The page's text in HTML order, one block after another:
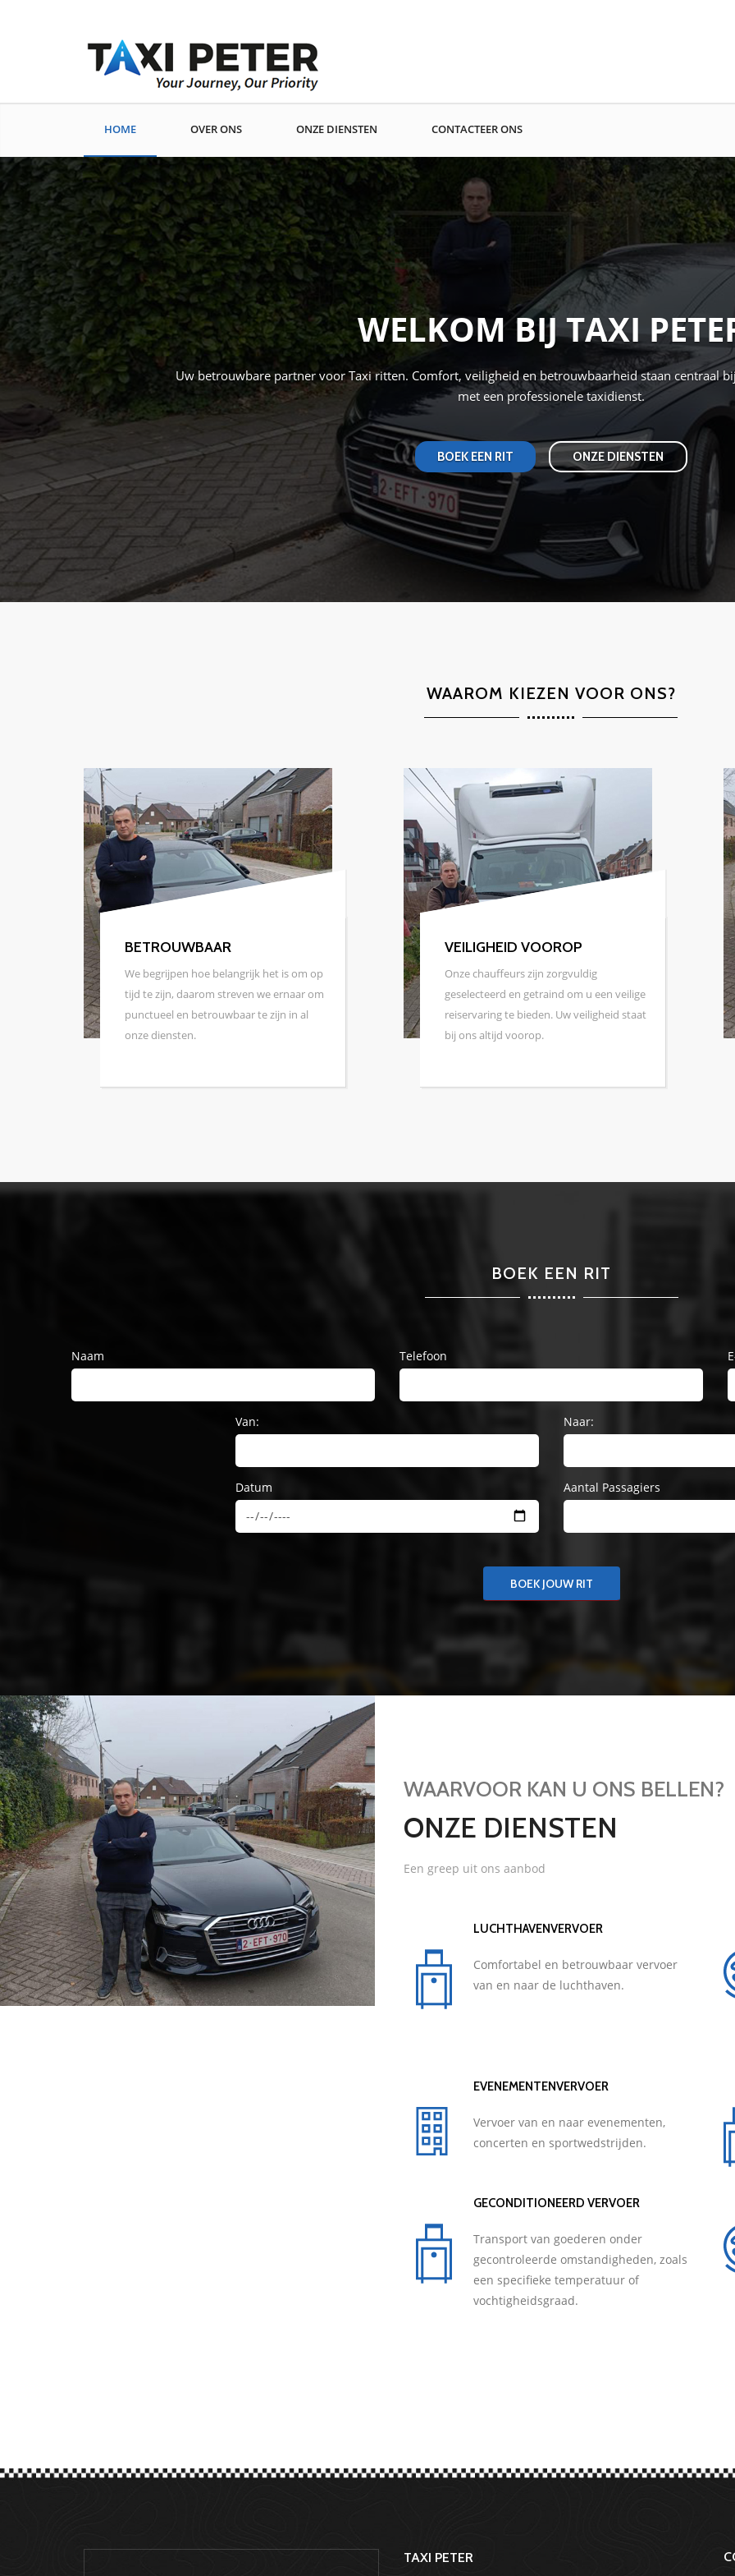
TAXI PETER
HOME OVER ONS ONZE DIENSTEN CONTACTEER ONS
WELKOM BIJ TAXI
Uw betrouwbare partner voor Taxi ritten. Comfort, veiligheid en betrouwbaarheid staan centraal
met een professionele taxidienst.
BOEK EEN RIT ONZE DIENSTEN
WAAROM KIEZEN VOOR ONS?
VEILIGHEID VOOROP
Onze chauffeurs zijn zorgvuldig
geselecteerd en getraind om u een veilige
reiservaring te bieden. Uw veiligheid staat
bij ons altijd voorop.
Geniet van een ontspannen rit in onze
goed onderhouden en comfortabele
voertuigen, die zijn uitgerust met
moderne voorzieningen om uw reis zo
aangenaam mogelijk te maken.
BOEK EEN RIT
Naam Telefoon
Van: Naar:
Datum Aantal Passagiers
BOEK JOUW RIT
WAARVOOR KAN U ONS BELLEN?
ONZE DIENSTEN
Een greep uit ons aanbod
LUCHTHAVENVERVOER
Comfortabel en betrouwbaar vervoer
van en naar de luchthaven.
EVENEMENTENVERVOER
Vervoer van en naar evenementen,
concerten en sportwedstrijden.
GECONDITIONEERD VERVOER
Transport van goederen onder
gecontroleerde omstandigheden, zoals
een specifieke temperatuur of
vochtigheidsgraad.
TAXI PETER